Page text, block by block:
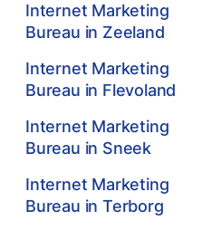
Internet Marketing
Bureau in Zeeland
Internet Marketing
Bureau in Flevoland
Internet Marketing
Bureau in Sneek
Internet Marketing
Bureau in Terborg